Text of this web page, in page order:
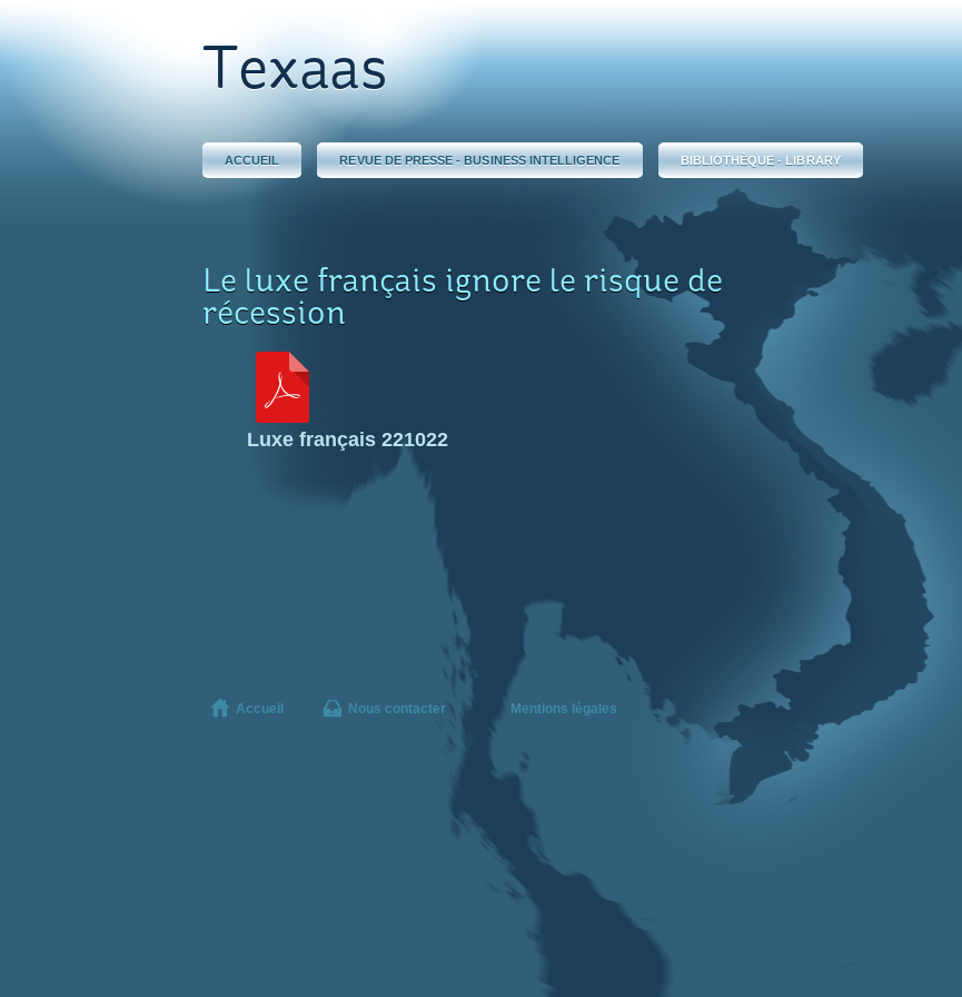
Texaas
ACCUEIL REVUE DE PRESSE - BUSINESS INTELLIGENCE BIBLIOTHÈQUE - LIBRARY
Le luxe français ignore le risque de
récession
Luxe français 221022
Accueil Nous contacter Mentions légales